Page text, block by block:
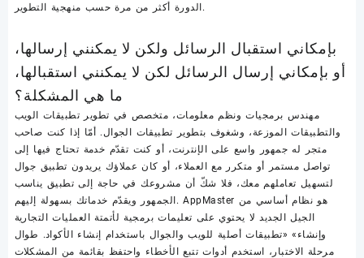
الدورة أكثر من مرة حسب منهجية التطوير.
بإمكاني استقبال الرسائل ولكن لا يمكنني إرسالها،
أو بإمكاني إرسال الرسائل لكن لا يمكنني استقبالها،
ما هي المشكلة؟
مهندس برمجيات ونظم معلومات، متخصص في تطوير تطبيقات الويب
والتطبيقات الموزعة، وشغوف بتطوير تطبيقات الجوال. أمّا إذا كنت صاحب
متجر له جمهور واسع على الإنترنت، أو كنت تقدّم خدمة تحتاج فيها إلى
تواصل مستمر أو متكرر مع العملاء، أو كان عملاؤك يريدون تطبيق جوال
لتسهيل تعاملهم معك، فلا شكّ أن مشروعك في حاجة إلى تطبيق يناسب
الجمهور ويقدّم خدماتك بسهولة إليهم. AppMaster هو نظام أساسي من
الجيل الجديد لا يحتوي على تعليمات برمجية لأتمتة العمليات التجارية
وإنشاء» «تطبيقات أصلية للويب والجوال باستخدام إنشاء الأكواد. طوال
مرحلة الاختبار، استخدم أدوات تتبع الأخطاء واحتفظ بقائمة من المشكلات